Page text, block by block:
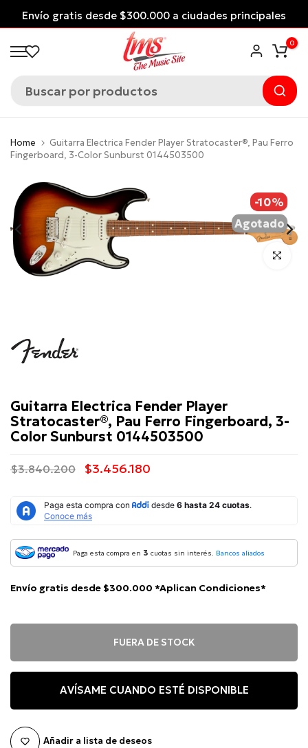
Saltar
al
contenido
Envío gratis desde $300.000 a ciudades principales
*Aplican Condiciones*
0
Home
Guitarra Electrica Fender Player Stratocaster®, Pau Ferro
Fingerboard, 3-Color Sunburst 0144503500
-10%
Agotado
Click para
Guitarra Electrica Fender Player
Stratocaster®, Pau Ferro Fingerboard, 3-
Color Sunburst 0144503500
$3.840.200 $3.456.180
Paga esta compra en 3 cuotas sin interés. Bancos aliados
Envío gratis desde $300.000 *Aplican Condiciones*
FUERA DE STOCK
AVÍSAME CUANDO ESTÉ DISPONIBLE
Añadir a lista de deseos